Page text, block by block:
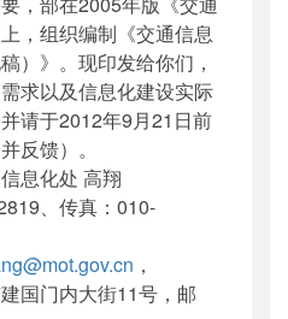
，组织编制《交通信息
）》。现印发给你们，
求以及信息化建设实际
请于2012年9月21日前
反馈）。
息化处 高翔
、传真：010-
，
门内大街11号，邮